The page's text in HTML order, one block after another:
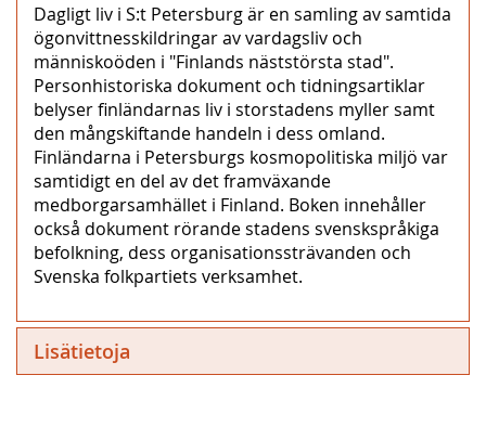
Dagligt liv i S:t Petersburg är en samling av samtida
ögonvittnesskildringar av vardagsliv och
människoöden i "Finlands näststörsta stad".
Personhistoriska dokument och tidningsartiklar
belyser finländarnas liv i storstadens myller samt
den mångskiftande handeln i dess omland.
Finländarna i Petersburgs kosmopolitiska miljö var
samtidigt en del av det framväxande
medborgarsamhället i Finland. Boken innehåller
också dokument rörande stadens svenskspråkiga
befolkning, dess organisationssträvanden och
Svenska folkpartiets verksamhet.
Lisätietoja